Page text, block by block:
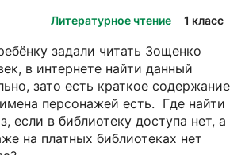
Литературное чтение 1 класс
задали читать Зощенко
в интернете найти данный
зато есть краткое содержание
персонажей есть. Где найти
если в библиотеку доступа нет, а
на платных библиотеках нет